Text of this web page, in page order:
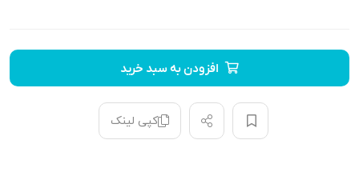
افزودن به سبد خرید
کپی لینک